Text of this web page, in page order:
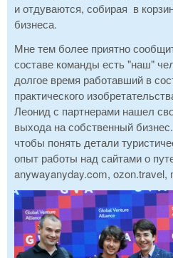
и отдуваются, собирая в
бизнеса.
Мне тем более приятно
составе команды есть "наш"
долгое время работавший в
практического
Леонид с партнерами нашел
выхода на собственный
чтобы понять детали
опыт работы над сайтами о
anywayanyday.com, ozon.travel,